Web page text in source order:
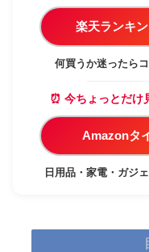
楽天ランキ
何買うか迷ったら
⏰ 今ちょっとだけ
Amazonタ
日用品・家電・ガジ